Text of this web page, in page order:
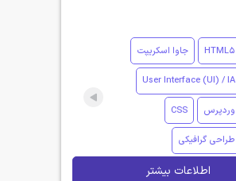
HTML5 جاوا اسکریپت
User Interface (UI) / IA
وردپرس CSS
طراحی گرافیکی
اطلاعات بیشتر